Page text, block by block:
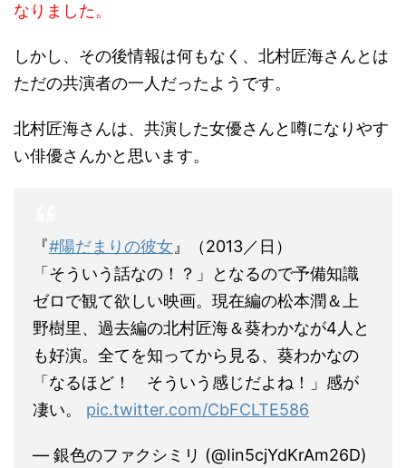
なりました。
しかし、その後情報は何もなく、北村匠海さんとは
ただの共演者の一人だったようです。
北村匠海さんは、共演した女優さんと噂になりやす
い俳優さんかと思います。
『#陽だまりの彼女』（2013／日）
「そういう話なの！？」となるので予備知識
ゼロで観て欲しい映画。現在編の松本潤＆上
野樹里、過去編の北村匠海＆葵わかなが4人と
も好演。全てを知ってから見る、葵わかなの
「なるほど！ そういう感じだよね！」感が
凄い。 pic.twitter.com/CbFCLTE586
— 銀色のファクシミリ (@Iin5cjYdKrAm26D)